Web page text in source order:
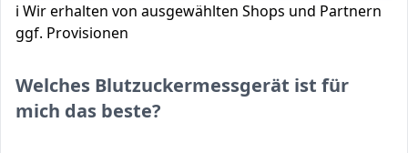
ℹ️ Wir erhalten von ausgewählten Shops und Partnern
ggf. Provisionen
Welches Blutzuckermessgerät ist für
mich das beste?